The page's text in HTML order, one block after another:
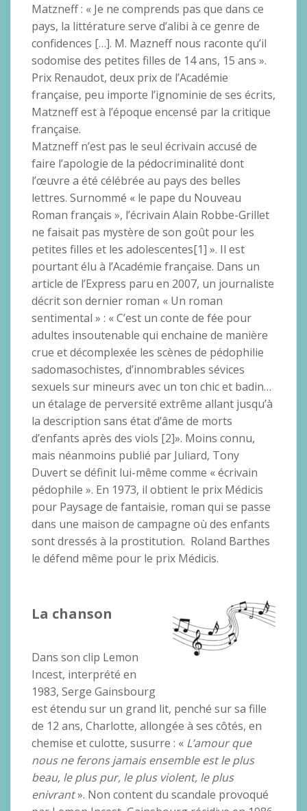
Matzneff : « Je ne comprends pas que dans ce
pays, la littérature serve d’alibi à ce genre de
confidences […]. M. Mazneff nous raconte qu’il
sodomise des petites filles de 14 ans, 15 ans ».
Prix Renaudot, deux prix de l’Académie
française, peu importe l’ignominie de ses écrits,
Matzneff est à l’époque encensé par la critique
française.
Matzneff n’est pas le seul écrivain accusé de
faire l’apologie de la pédocriminalité dont
l’œuvre a été célébrée au pays des belles
lettres. Surnommé « le pape du Nouveau
Roman français », l’écrivain Alain Robbe-Grillet
ne faisait pas mystère de son goût pour les
petites filles et les adolescentes[1] ». Il est
pourtant élu à l’Académie française. Dans un
article de l’Express paru en 2007, un journaliste
décrit son dernier roman « Un roman
sentimental » : « C’est un conte de fée pour
adultes insoutenable qui enchaine de manière
crue et décomplexée les scènes de pédophilie
sadomasochistes, d’innombrables sévices
sexuels sur mineurs avec un ton chic et badin…
un étalage de perversité extrême allant jusqu’à
la description sans état d’âme de morts
d’enfants après des viols [2]». Moins connu,
mais néanmoins publié par Juliard, Tony
Duvert se définit lui-même comme « écrivain
pédophile ». En 1973, il obtient le prix Médicis
pour Paysage de fantaisie, roman qui se passe
dans une maison de campagne où des enfants
sont dressés à la prostitution. Roland Barthes
le défend même pour le prix Médicis.
La chanson
Dans son clip Lemon
Incest, interprété en
1983, Serge Gainsbourg
est étendu sur un grand lit, penché sur sa fille
de 12 ans, Charlotte, allongée à ses côtés, en
chemise et culotte, susurre : « L’amour que
nous ne ferons jamais ensemble est le plus
beau, le plus pur, le plus violent, le plus
enivrant». Non content du scandale provoqué